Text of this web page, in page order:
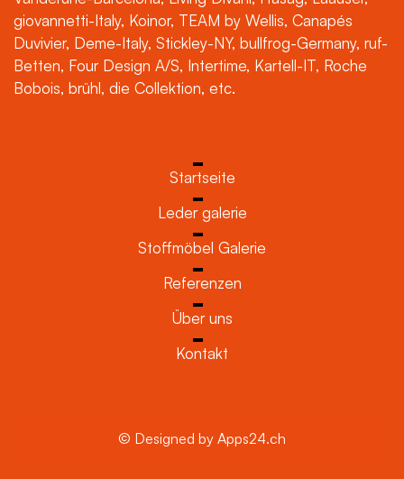
giovannetti-Italy, Koinor, TEAM by Wellis, Canapés
Duvivier, Deme-Italy, Stickley-NY, bullfrog-Germany, ruf-
Betten, Four Design A/S, Intertime, Kartell-IT, Roche
Bobois, brühl, die Collektion, etc.
Startseite
Leder galerie
Stoffmöbel Galerie
Referenzen
Über uns
Kontakt
© Designed by Apps24.ch